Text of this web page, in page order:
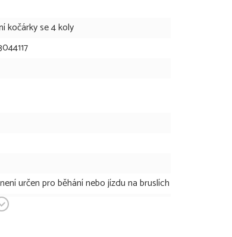
kočárky se 4 koly
určen pro běhání nebo jízdu na bruslích